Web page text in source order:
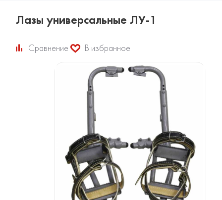
Лазы универсальные ЛУ-1
Сравнение В избранное